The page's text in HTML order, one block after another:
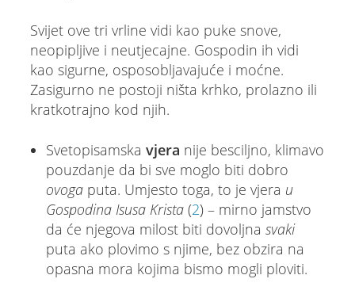
Svijet ove tri vrline vidi kao puke snove,
neopipljive i neutjecajne. Gospodin ih vidi
kao sigurne, osposobljavajuće i moćne.
Zasigurno ne postoji ništa krhko, prolazno ili
kratkotrajno kod njih.
Svetopisamska vjera nije besciljno, klimavo
pouzdanje da bi sve moglo biti dobro
ovogaputa. Umjesto toga, to je vjera u
Gospodina Isusa Krista(2) – mirno jamstvo
da će njegova milost biti dovoljna svaki
puta ako plovimo s njime, bez obzira na
opasna mora kojima bismo mogli ploviti.